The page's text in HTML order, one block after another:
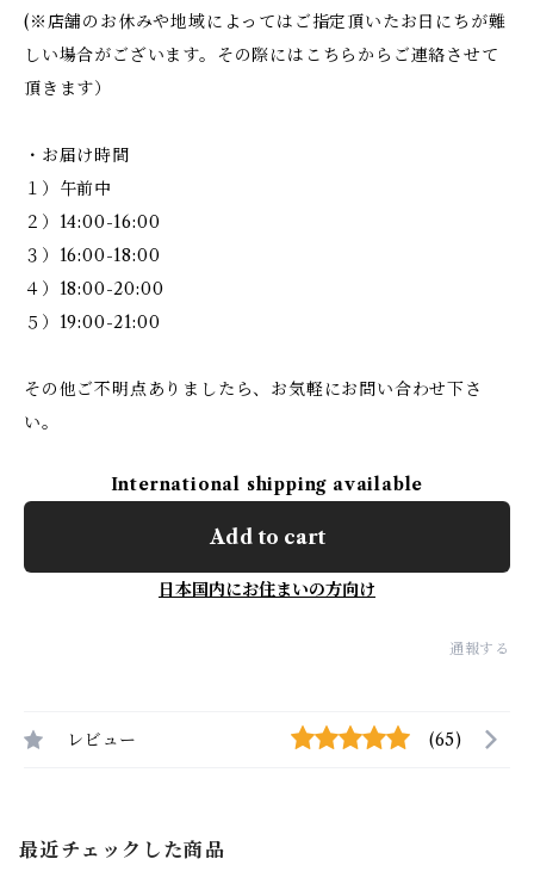
(※店舗のお休みや地域によってはご指定頂いたお日にちが難
しい場合がございます。その際にはこちらからご連絡させて
頂きます）
・お届け時間
１）午前中
２）14:00-16:00
３）16:00-18:00
４）18:00-20:00
５）19:00-21:00
その他ご不明点ありましたら、お気軽にお問い合わせ下さ
い。
International shipping available
Add to cart
日本国内にお住まいの方向け
通報する
レビュー (65)
最近チェックした商品